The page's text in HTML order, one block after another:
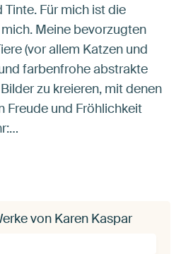
Für mich ist die
Meine bevorzugten
(vor allem Katzen und
farbenfrohe abstrakte
zu kreieren, mit denen
Freude und Fröhlichkeit
von Karen Kaspar